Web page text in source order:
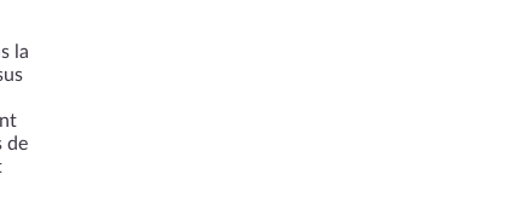
la
de